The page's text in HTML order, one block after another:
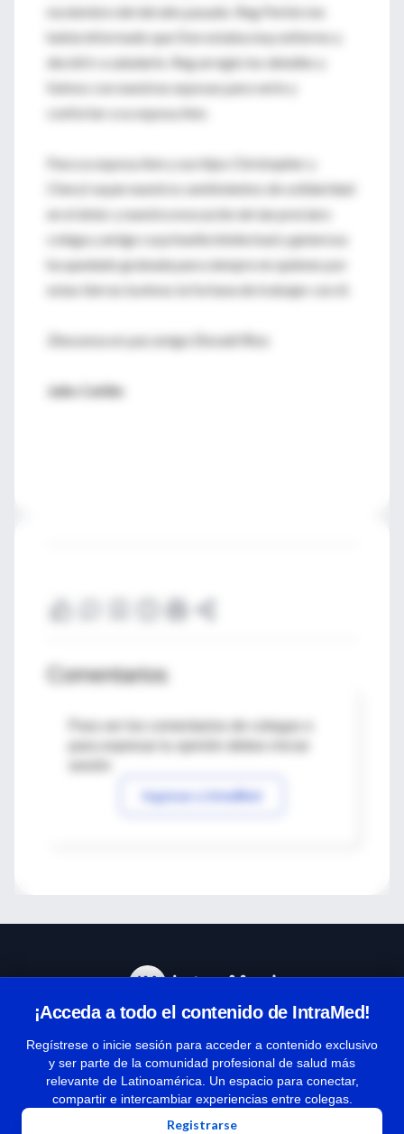
noviembre del del año pasado. Reg Perkin me
habia informado que Don estaba muy enfermo y
decidí ir a saludarlo. Reg arreglo los detalles y
fuimos con nuestras esposas para verlo y
confortar a su esposa Ann.
Para su esposa Ann y sus hijos Christopher y
Cheryl vayan nuestros sentimientos de solidaridad
en el dolor y nuestra evocación de tan preclaro
colega y amigo cuya huella intelectual y generosa
ha quedado grabada para siempre en quienes por
estas tierras tuvimos la fortuna de trabajar con él.
Descansa en paz amigo Donald Rice.
Julio Ceitlin
Comentarios
Para ver los comentarios de colegas o
Ingresar a IntraMed
¡Acceda a todo el contenido de IntraMed!
Regístrese o inicie sesión para acceder a contenido exclusivo
y ser parte de la comunidad profesional de salud más
relevante de Latinoamérica. Un espacio para conectar,
compartir e intercambiar experiencias entre colegas.
Registrarse
Términos y condiciones
| Políticas de privacidad
| Todos los derechos reservados | Copyright 1997-2026